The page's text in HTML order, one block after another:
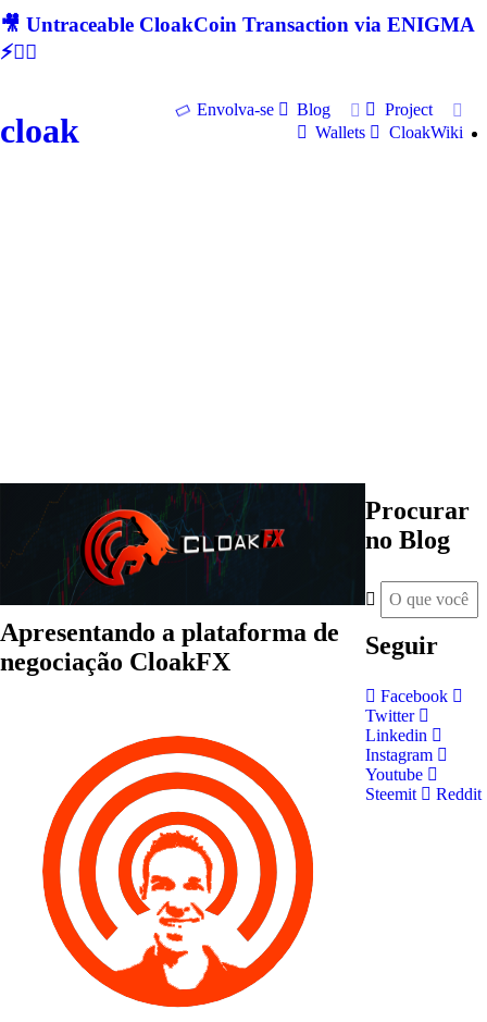
🎥 Untraceable CloakCoin Transaction via ENIGMA
⚡🕵‍♂
cloak
Envolva-se Blog
Project
Wallets
CloakWiki
Apresentando a plataforma de
negociação CloakFX
Procurar
no Blog
Seguir
Facebook
Twitter
Linkedin
Instagram
Youtube
Steemit
Reddit